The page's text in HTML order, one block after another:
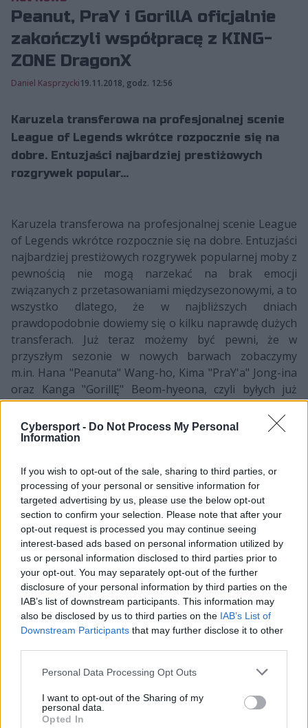
Cybersport - Do Not Process My Personal
Information
If you wish to opt-out of the sale, sharing to third parties, or
processing of your personal or sensitive information for
targeted advertising by us, please use the below opt-out
section to confirm your selection. Please note that after your
opt-out request is processed you may continue seeing
interest-based ads based on personal information utilized by
us or personal information disclosed to third parties prior to
your opt-out. You may separately opt-out of the further
disclosure of your personal information by third parties on the
IAB’s list of downstream participants. This information may
also be disclosed by us to third parties on the IAB’s List of
Downstream Participants that may further disclose it to other
Personal Data Processing Opt Outs
I want to opt-out of the Sharing of my
personal data.
Opted In
Peanut, PraY i GorillA oficjalnie
zakończyli współpracę z KING-
ZONE DragonX
Daniel Kasprzycki19.11.2018, godz. 12:56
Karuzela transferowa na profesjonalnej scenie
League of Legends wkrótce rozpocznie się na
dobre. Entuzjaści najbardziej prestiżowych
rozgrywek popular...
Karuzela transferowa na profesjonalnej scenie League
of Legends wkrótce rozpocznie się na dobre. Entuzjaści
najbardziej prestiżowych rozgrywek popularnej moby z
pewnością nie mogą narzekać na brak emocji
związanych z przetasowaniami międzysezonowymi, a to
wszystko dlatego, że w najbliższych dniach
prawdopodobnie dowiemy się o kilku naprawdę dużych
transferach. Już teraz możemy być pewni, że w
przyszłym sezonie w nowych barwach zobaczymy
m.in. Hana "Peanuta" Wang-ho, Kima "PraY'a" Jong-ina
oraz Kanga "GorillĘ" Beom-hyeona, czyli byłych już
reprezentantów KING-ZONE DragonX.
안녕하세요, KING-ZONE DragonX입니다. KING-
Peanut 한왕호 선수가 팀과의 합의 하에 계약을
종료하고, 자유계약 선수로 전환되었음을 알려드
립니다.pic.twitter.com/OONa2BeVkE
— KING-ZONE DragonX (@KINGZONEDX)19
listopada 2018
PraY i GorillA dołączyli do Longzhu Gaming pod koniec
2016 roku, kiedy włodarze organizacji w końcu
postanowili zainwestować większe pieniądze w
utworzenie składu złożonego z zawodników wyższej
klasy. Mimo wszystko pierwszy split w wykonaniu LZ
zdecydowanie nie należał do najlepszych, bowiem PraY i
jego kompani zajęli dalekie, siódme miejsce w tabeli
postanowiło dać szansę trójce młodych, lecz bez
wątpienia utalentowanych graczy. Od tamtego